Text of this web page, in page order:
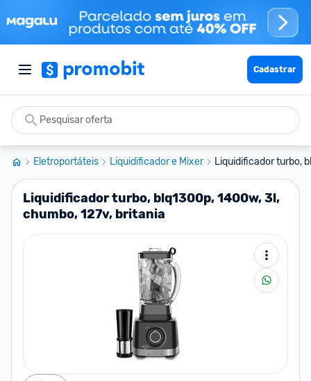
Cadastrar
Eletroportáteis Liquidificador e Mixer Liquidificador turbo,
Liquidificador turbo, blq1300p, 1400w, 3l,
chumbo, 127v, britania